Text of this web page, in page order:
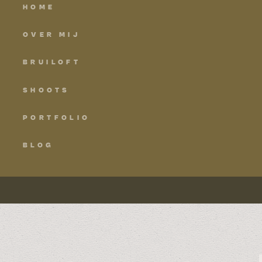
BLOG
PORTFOLIO
SHOOTS
BRUILOFT
OVER MIJ
HOME